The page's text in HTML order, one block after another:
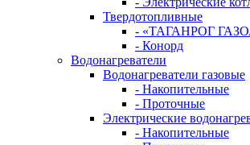
Твердотопливные
- «ТАГАНРОГ
- Конорд
Водонагреватели
Водонагреватели газовые
- Накопительные
- Проточные
Электрические
- Накопительные